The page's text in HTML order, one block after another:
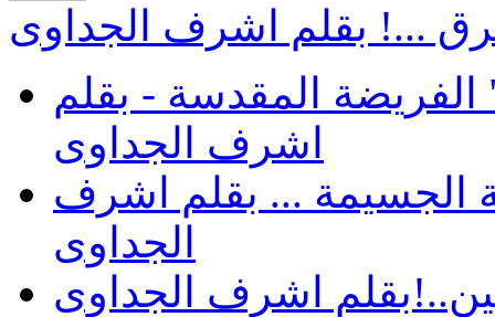
...! بقلم اشرف الجداوى
المقدسة - بقلم
اشرف الجداوى
الجسيمة ... بقلم اشرف
الجداوى
اشرف الجداوى